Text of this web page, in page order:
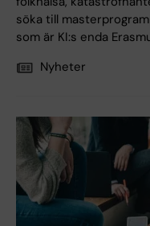
söka till
som är KI:s enda
Nyheter